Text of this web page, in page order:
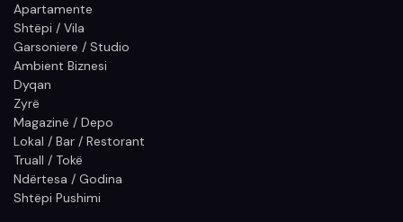
Apartamente
Shtëpi / Vila
Garsoniere / Studio
Ambient Biznesi
Dyqan
Zyrë
Magazinë / Depo
Lokal / Bar / Restorant
Truall / Tokë
Ndërtesa / Godina
Shtëpi Pushimi